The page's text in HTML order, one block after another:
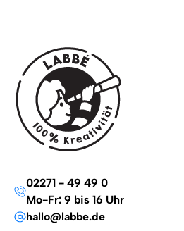
02271 - 49 49 0
Mo-Fr: 9 bis 16 Uhr
hallo@labbe.de